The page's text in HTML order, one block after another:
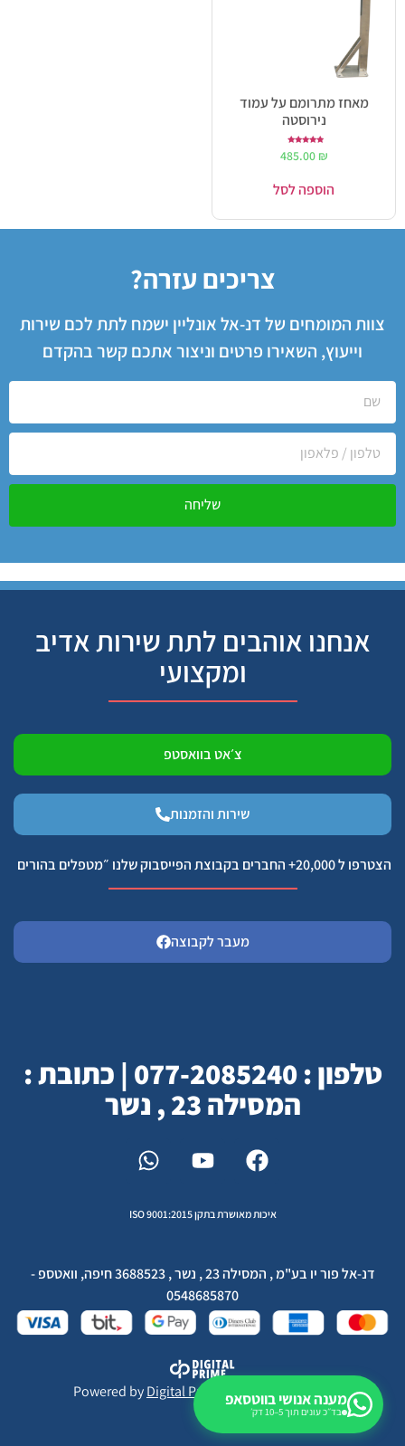
מאחז מתרומם על עמוד
נירוסטה
5.00
485.00 ₪
הוספה לסל
צריכים עזרה?
צוות המומחים של דנ-אל אונליין ישמח לתת לכם שירות
וייעוץ, השאירו פרטים וניצור אתכם קשר בהקדם
שליחה
אנחנו אוהבים לתת שירות אדיב
ומקצועי
צ׳אט בוואסטפ
שירות והזמנות
הצטרפו ל 20,000+ החברים בקבוצת הפייסבוק שלנו ״מטפלים בהורים
מעבר לקבוצה
טלפון : 077-2085240 | כתובת :
המסילה 23 , נשר
איכות מאושרת בתקן ISO 9001:2015
דנ-אל פור יו בע"מ , המסילה 23 , נשר , 3688523 חיפה, וואטספ -
0548685870
Powered byDigital Prime Monetization LTD
מענה אנושי בווטסאפ
בד״כ עונים תוך 5–10 דק׳